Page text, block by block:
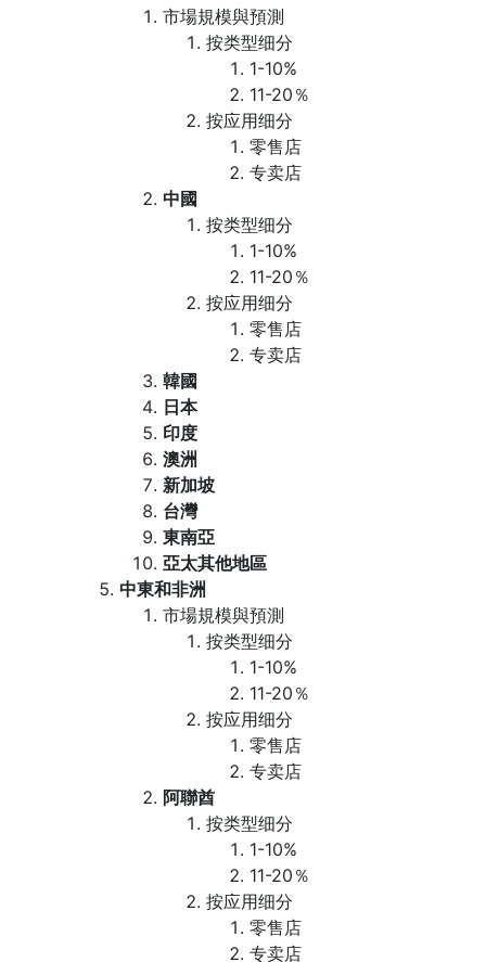
市場規模與預測
按类型细分
1-10%
11-20％
按应用细分
零售店
专卖店
中國
按类型细分
1-10%
11-20％
按应用细分
零售店
专卖店
韓國
日本
印度
澳洲
新加坡
台灣
東南亞
亞太其他地區
中東和非洲
市場規模與預測
按类型细分
1-10%
11-20％
按应用细分
零售店
专卖店
阿聯酋
按类型细分
1-10%
11-20％
按应用细分
零售店
专卖店